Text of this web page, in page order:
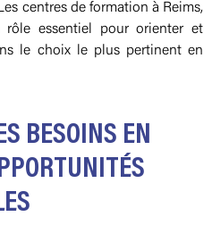
centres de formation à Reims,
rôle essentiel pour orienter et
le choix le plus pertinent en
BESOINS EN